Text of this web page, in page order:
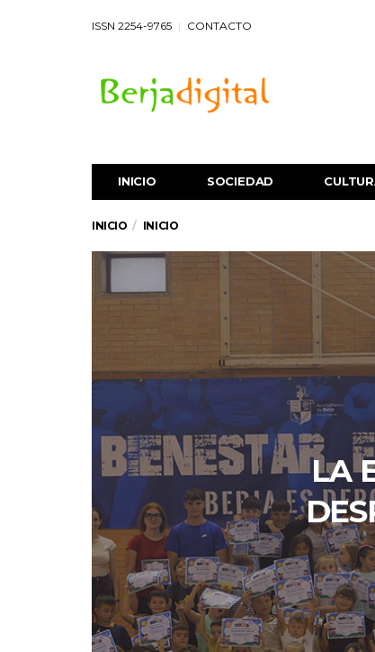
ISSN 2254-9765 CONTACTO
INICIO SOCIEDAD
INICIO INICIO
LA